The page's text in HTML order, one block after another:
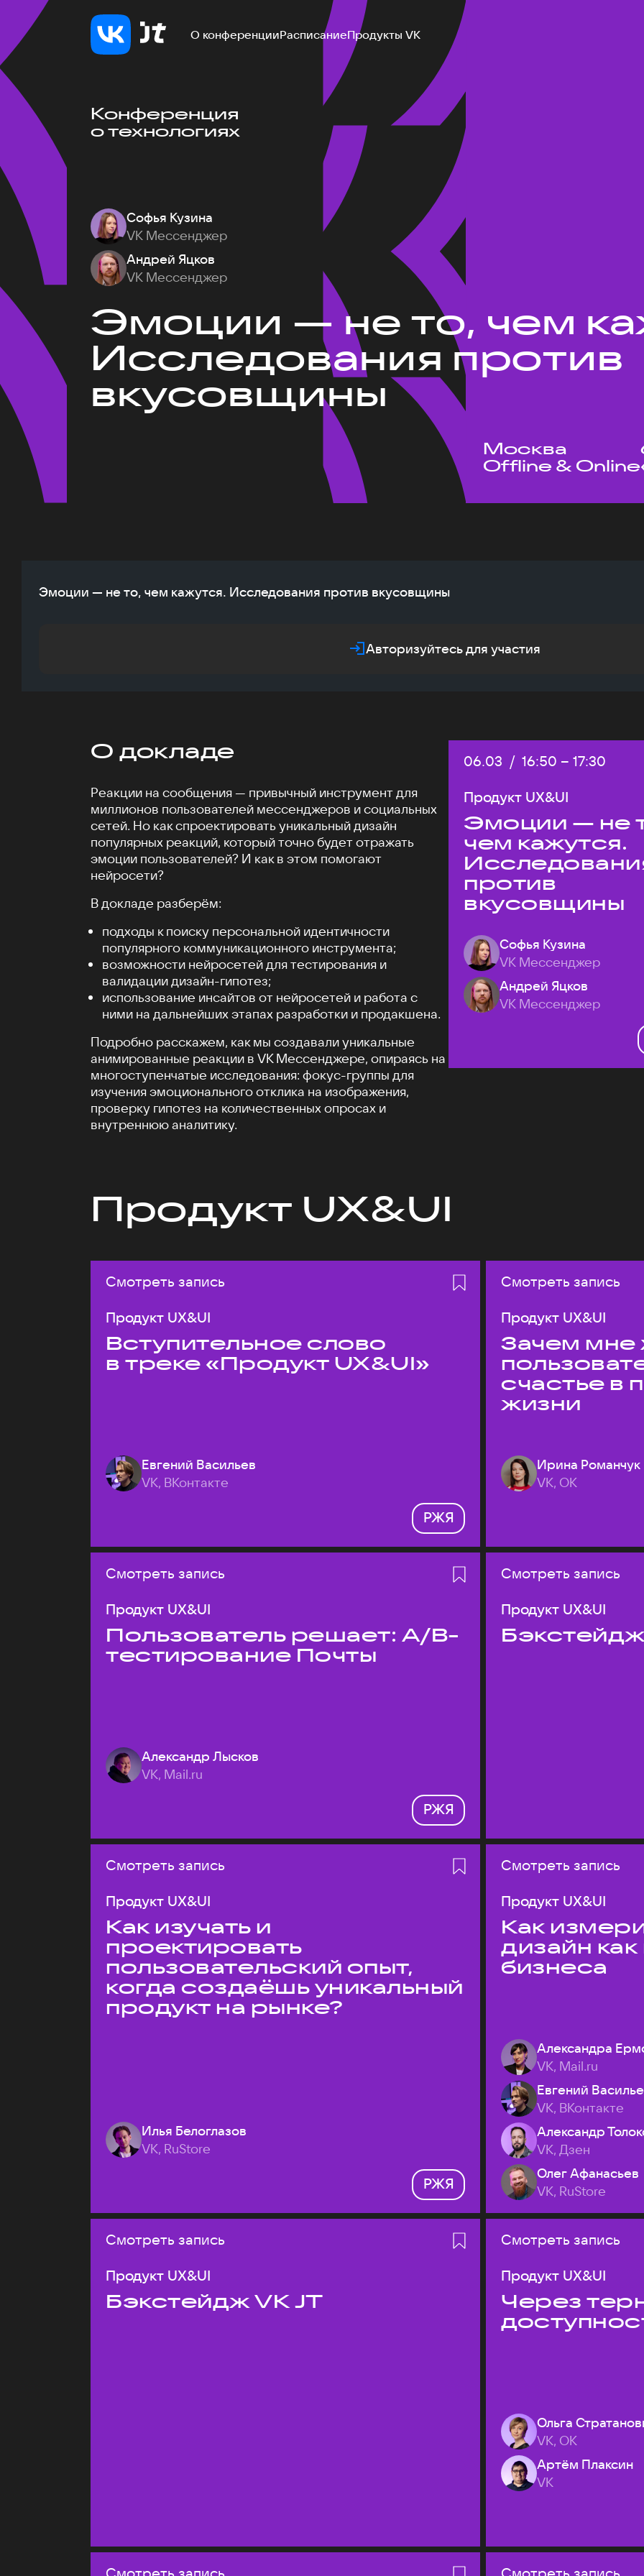
О конференцииРасписаниеПродукты VK
Конференция
о технологиях
Софья Кузина
VK Мессенджер
Андрей Яцков
VK Мессенджер
Эмоции — не то, чем
Исследования против
вкусовщины
Москва
Offline & Online
Эмоции — не то, чем кажутся. Исследования против вкусовщины
Авторизуйтесь для участия
О докладе
Реакции на сообщения — привычный инструмент для
миллионов пользователей мессенджеров и социальных
сетей. Но как спроектировать уникальный дизайн
популярных реакций, который точно будет отражать
эмоции пользователей? И как в этом помогают
нейросети?
В докладе разберём:
подходы к поиску персональной идентичности
популярного коммуникационного инструмента;
возможности нейросетей для тестирования и
валидации дизайн-гипотез;
использование инсайтов от нейросетей и работа с
ними на дальнейших этапах разработки и продакшена.
Подробно расскажем, как мы создавали уникальные
анимированные реакции в VK Мессенджере, опираясь на
многоступенчатые исследования: фокус-группы для
изучения эмоционального отклика на изображения,
проверку гипотез на количественных опросах и
внутреннюю аналитику.
Дата:
06.03 / Начало:
16:50 – Конец:
17:30
Продукт UX&UI
Эмоции — не
чем кажутся.
против
вкусовщины
Софья Кузина
VK Мессенджер
Андрей Яцков
VK Мессенджер
Продукт UX&UI
Смотреть запись
Продукт UX&UI
Вступительное слово
в треке «Продукт UX&UI»
Евгений Васильев
VK, ВКонтакте
РЖЯ
Смотреть запись
Продукт UX&UI
Зачем мне
счастье в
жизни
Ирина Романчук
VK, ОК
Смотреть запись
Продукт UX&UI
Пользователь решает: A/B-
тестирование Почты
Александр Лысков
VK, Mail.ru
РЖЯ
Смотреть запись
Продукт UX&UI
Бэкстейдж
Смотреть запись
Продукт UX&UI
Как изучать и
проектировать
пользовательский опыт,
когда создаёшь уникальный
продукт на рынке?
Илья Белоглазов
VK, RuStore
РЖЯ
Смотреть запись
Продукт UX&UI
Как
дизайн
бизнеса
Александра
VK, Mail.ru
Евгений
VK, ВКонтакте
Александр
VK, Дзен
Олег Афанасьев
VK, RuStore
Смотреть запись
Продукт UX&UI
Бэкстейдж VK JT
Смотреть запись
Продукт UX&UI
Через
Ольга
VK, ОК
Артём Плаксин
VK